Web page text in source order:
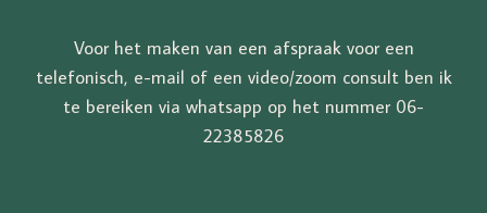
Voor het maken van een afspraak voor een
telefonisch, e-mail of een video/zoom consult ben ik
te bereiken via whatsapp op het nummer 06-
22385826